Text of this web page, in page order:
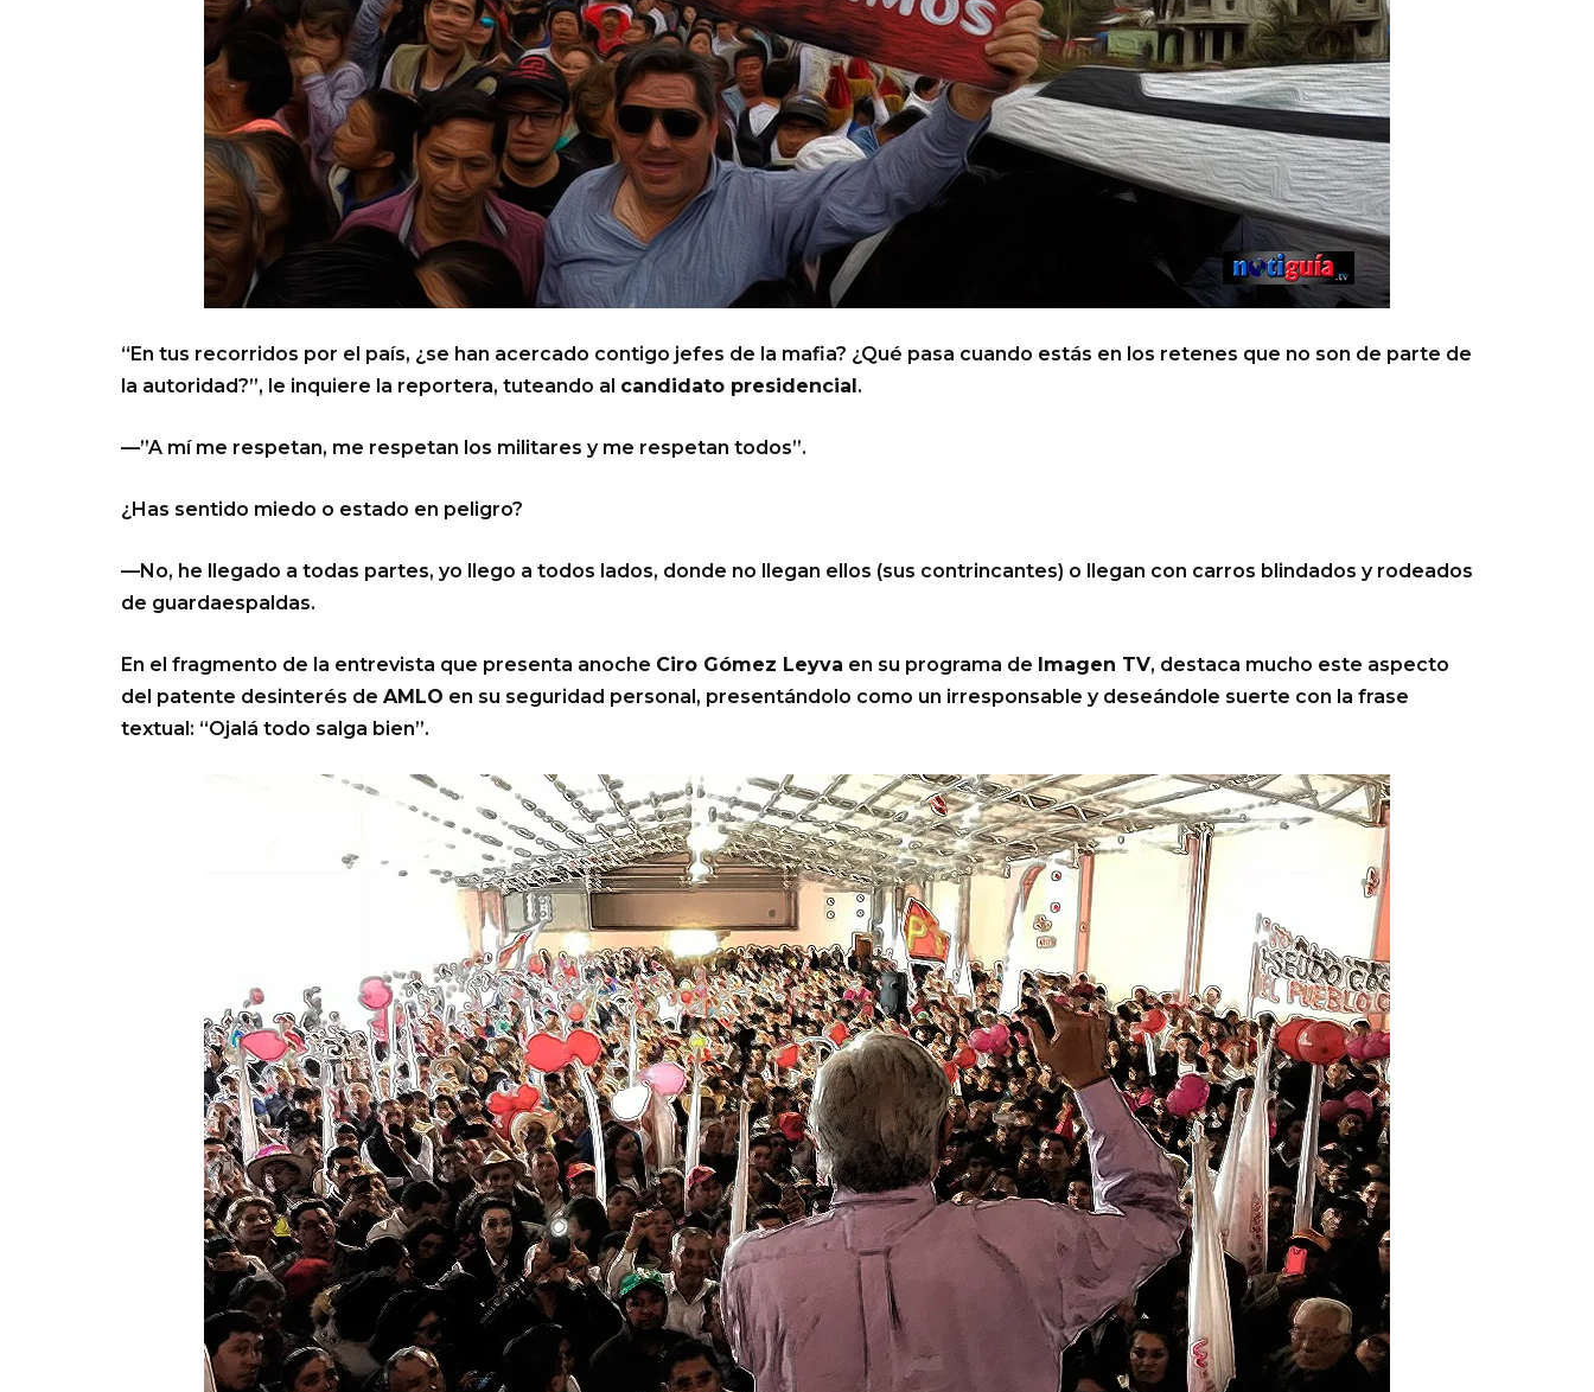
“En tus recorridos por el país, ¿se han acercado contigo jefes de la mafia? ¿Qué pasa cuando estás en los retenes que no son de parte de
la autoridad?”, le inquiere la reportera, tuteando al candidato presidencial.
—”A mí me respetan, me respetan los militares y me respetan todos”.
¿Has sentido miedo o estado en peligro?
—No, he llegado a todas partes, yo llego a todos lados, donde no llegan ellos (sus contrincantes) o llegan con carros blindados y rodeados
de guardaespaldas.
En el fragmento de la entrevista que presenta anoche Ciro Gómez Leyva en su programa de Imagen TV, destaca mucho este aspecto
del patente desinterés de AMLO en su seguridad personal, presentándolo como un irresponsable y deseándole suerte con la frase
textual: “Ojalá todo salga bien”.